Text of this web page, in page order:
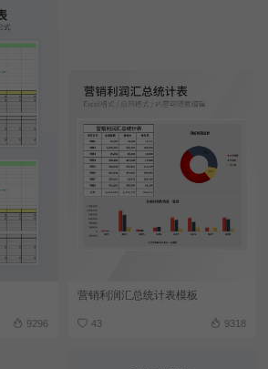
9296
营销利润汇总统计表模板
43 9318